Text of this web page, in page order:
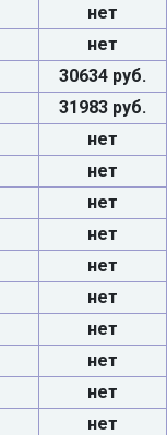
нет
нет
30634 руб.
31983 руб.
нет
нет
нет
нет
нет
нет
нет
нет
нет
нет